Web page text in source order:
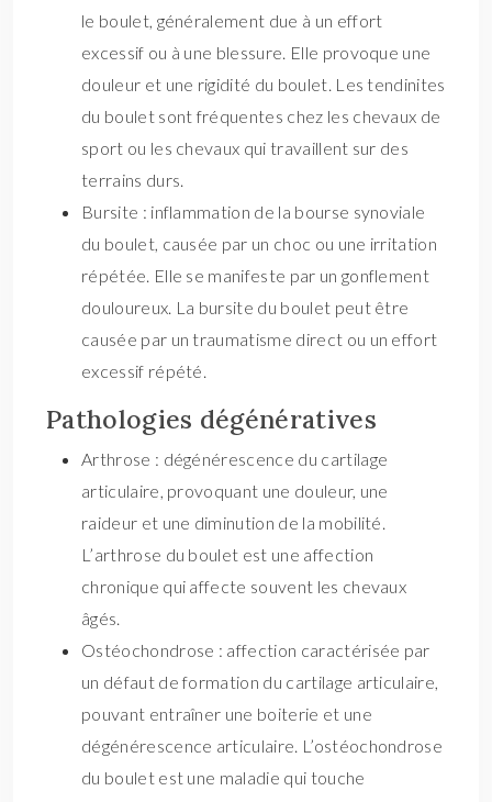
le boulet, généralement due à un effort
excessif ou à une blessure. Elle provoque une
douleur et une rigidité du boulet. Les tendinites
du boulet sont fréquentes chez les chevaux de
sport ou les chevaux qui travaillent sur des
terrains durs.
Bursite : inflammation de la bourse synoviale
du boulet, causée par un choc ou une irritation
répétée. Elle se manifeste par un gonflement
douloureux. La bursite du boulet peut être
causée par un traumatisme direct ou un effort
excessif répété.
Pathologies dégénératives
Arthrose : dégénérescence du cartilage
articulaire, provoquant une douleur, une
raideur et une diminution de la mobilité.
L’arthrose du boulet est une affection
chronique qui affecte souvent les chevaux
âgés.
Ostéochondrose : affection caractérisée par
un défaut de formation du cartilage articulaire,
pouvant entraîner une boiterie et une
dégénérescence articulaire. L’ostéochondrose
du boulet est une maladie qui touche